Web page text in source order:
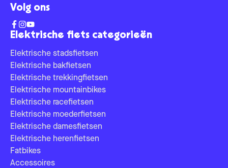
Elektrische fiets categorieën
Elektrische stadsfietsen
Elektrische bakfietsen
Elektrische trekkingfietsen
Elektrische mountainbikes
Elektrische racefietsen
Elektrische moederfietsen
Elektrische damesfietsen
Elektrische herenfietsen
Fatbikes
Accessoires
Volg ons